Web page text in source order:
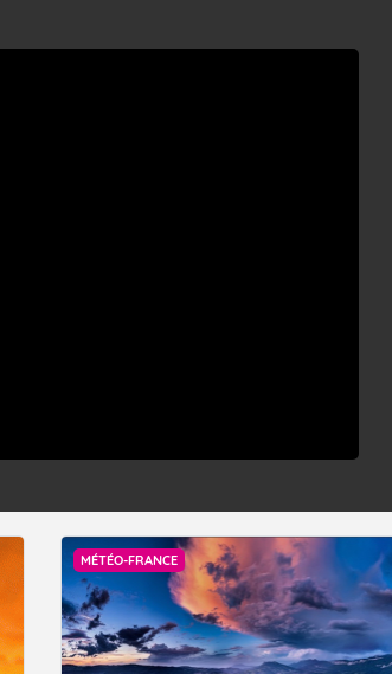
Accéder au site de Météo-
MÉTÉO-FRANCE